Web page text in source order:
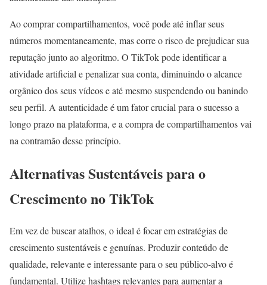
Ao comprar compartilhamentos, você pode até inflar seus
números momentaneamente, mas corre o risco de prejudicar sua
reputação junto ao algoritmo. O TikTok pode identificar a
atividade artificial e penalizar sua conta, diminuindo o alcance
orgânico dos seus vídeos e até mesmo suspendendo ou banindo
seu perfil. A autenticidade é um fator crucial para o sucesso a
longo prazo na plataforma, e a compra de compartilhamentos vai
na contramão desse princípio.
Alternativas Sustentáveis para o
Crescimento no TikTok
Em vez de buscar atalhos, o ideal é focar em estratégias de
crescimento sustentáveis e genuínas. Produzir conteúdo de
qualidade, relevante e interessante para o seu público-alvo é
fundamental. Utilize hashtags relevantes para aumentar a